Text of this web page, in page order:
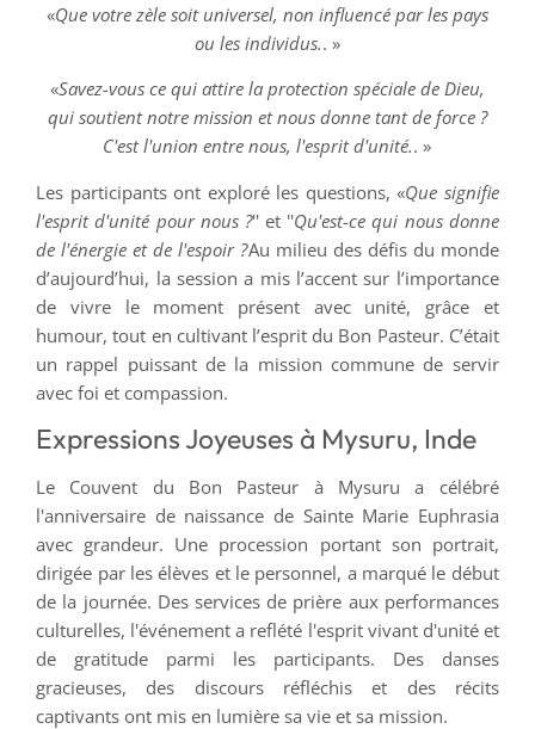
«Que votre zèle soit universel, non influencé par les pays
ou les individus.. »
«Savez-vous ce qui attire la protection spéciale de Dieu,
qui soutient notre mission et nous donne tant de force ?
C'est l'union entre nous, l'esprit d'unité.. »
Les participants ont exploré les questions, «Que signifie
l'esprit d'unité pour nous ?'' et ''Qu'est-ce qui nous donne
de l'énergie et de l'espoir ?Au milieu des défis du monde
d’aujourd’hui, la session a mis l’accent sur l’importance
de vivre le moment présent avec unité, grâce et
humour, tout en cultivant l’esprit du Bon Pasteur. C’était
un rappel puissant de la mission commune de servir
avec foi et compassion.
Expressions Joyeuses à Mysuru, Inde
Le Couvent du Bon Pasteur à Mysuru a célébré
l'anniversaire de naissance de Sainte Marie Euphrasia
avec grandeur. Une procession portant son portrait,
dirigée par les élèves et le personnel, a marqué le début
de la journée. Des services de prière aux performances
culturelles, l'événement a reflété l'esprit vivant d'unité et
de gratitude parmi les participants. Des danses
gracieuses, des discours réfléchis et des récits
captivants ont mis en lumière sa vie et sa mission.